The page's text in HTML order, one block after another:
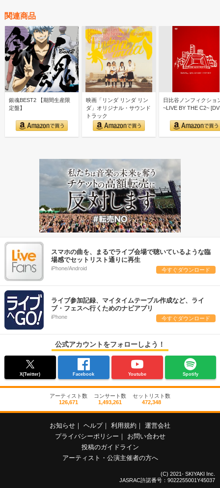
関連商品
銀魂BEST2 【期間生産限
定盤】
映画「リンダ リンダ リン
ダ」オリジナル・サウンド
トラック
日比谷ノンフィクショ
~LIVE BY THE C2~
スマホの曲を、まるでライブ会場で聴いているような臨
場感でセットリスト通りに再生
iPhone/Android 今すぐダウンロード
ライブ参加記録、マイタイムテーブル作成など、ライ
ブ・フェスへ行くためのナビアプリ
iPhone 今すぐダウンロード
公式アカウントをフォローしよう！
X(Twitter) Facebook Youtube Spotify
アーティスト数
126,671
コンサート数
1,493,261
セットリスト数
472,348
お知らせ ｜ ヘルプ｜ 利用規約 ｜ 運営会社
プライバシーポリシー ｜
お問い合わせ
投稿のガイドライン
アーティスト・公演主催者の方へ
(C) 2021- SKIYAKI Inc.
JASRAC許諾番号：9022255001Y45037